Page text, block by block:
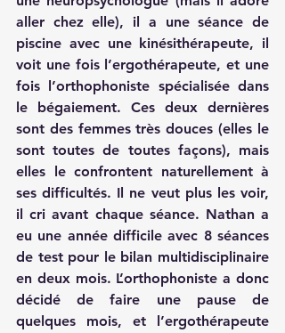
aller chez elle), il a une séance de
piscine avec une kinésithérapeute, il
voit une fois l’ergothérapeute, et une
fois l’orthophoniste spécialisée dans
le bégaiement. Ces deux dernières
sont des femmes très douces (elles le
sont toutes de toutes façons), mais
elles le confrontent naturellement à
ses difficultés. Il ne veut plus les voir,
il cri avant chaque séance. Nathan a
eu une année difficile avec 8 séances
de test pour le bilan multidisciplinaire
en deux mois. L’orthophoniste a donc
décidé de faire une pause de
quelques mois, et l’ergothérapeute